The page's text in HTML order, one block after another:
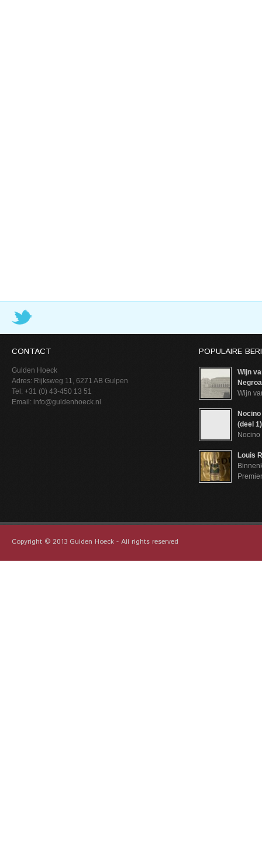
CONTACT
Gulden Hoeck
Adres: Rijksweg 11, 6271 AB Gulpen
Tel: +31 (0) 43-450 13 51
Email: info@guldenhoeck.nl
POPULAIRE
Wijn
Wijn
(deel 1)
Louis
Premier
Copyright © 2013 Gulden Hoeck - All rights reserved